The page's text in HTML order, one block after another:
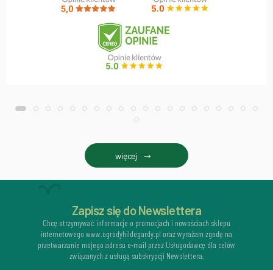
więcej
Zapisz się do Newslettera
Chcę otrzymywać informacje o promocjach i nowościach sklepu
internetowego www.ogrodyhildegardy.pl oraz wyrażam zgodę na
przetwarzanie mojego adresu e-mail przez Usługodawcę dla celów
związanych z usługą subskrypcji Newslettera.